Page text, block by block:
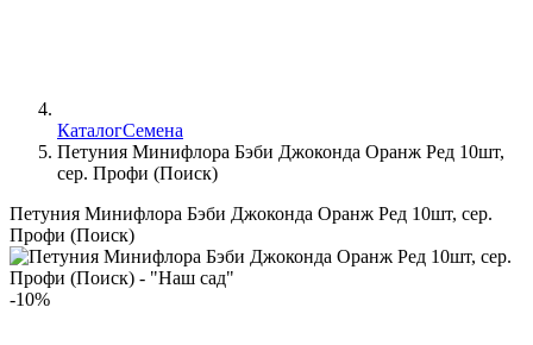
КаталогСемена
Петуния Минифлора Бэби Джоконда Оранж Ред 10шт,
сер. Профи (Поиск)
Петуния Минифлора Бэби Джоконда Оранж Ред 10шт, сер.
Профи (Поиск)
-10%